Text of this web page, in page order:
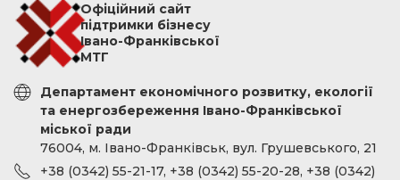
Офіційний сайт
підтримки бізнесу
Івано-Франківської
МТГ
Департамент економічного розвитку, екології
та енергозбереження Івано-Франківської
міської ради
76004, м. Івано-Франківськ, вул. Грушевського, 21
+38 (0342) 55-21-17, +38 (0342) 55-20-28, +38 (0342)